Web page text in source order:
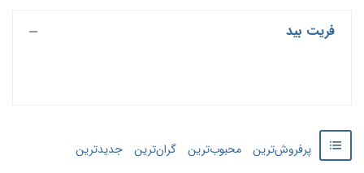
فریت بید
پرفروش‌ترین محبوب‌ترین گران‌ترین جدید‌‌ترین